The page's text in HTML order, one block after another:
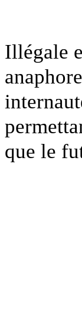
Illégale
que le